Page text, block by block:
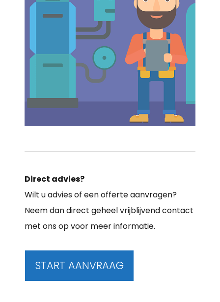
Direct advies?
Wilt u advies of een offerte aanvragen?
Neem dan direct geheel vrijblijvend contact
met ons op voor meer informatie.
START AANVRAAG